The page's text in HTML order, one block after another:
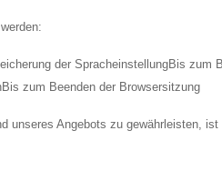
der SpracheinstellungBis zum
zum Beenden der Browsersitzung
unseres Angebots zu gewährleisten, ist